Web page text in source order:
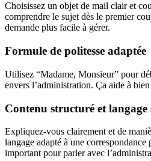
Choisissez un objet de mail clair et
comprendre le sujet dès le premier
demande plus facile à gérer.
Formule de politesse adaptée
Utilisez “Madame, Monsieur” pour
envers l’administration. Ça aide à
Contenu structuré et langage
Expliquez-vous clairement et de
langage adapté à une
important pour parler avec